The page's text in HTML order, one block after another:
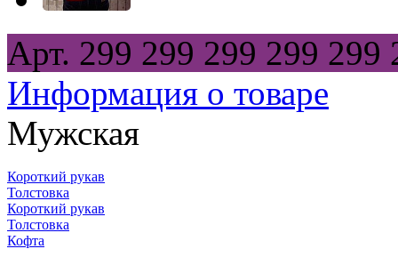
Арт. 299 299 299 299 299
Информация о товаре
Мужская
Короткий рукав
Толстовка
Короткий рукав
Толстовка
Кофта